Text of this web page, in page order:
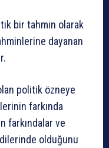
bir tahmin olarak
dayanan
politik özneye
farkında
farkındalar ve
olduğunu